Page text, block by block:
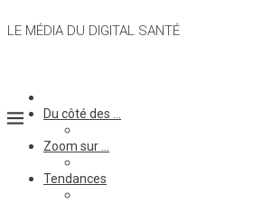
LE MÉDIA DU DIGITAL SANTÉ
Du côté des …
Zoom sur …
Tendances